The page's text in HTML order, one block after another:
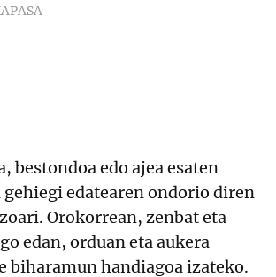
bestondoa edo ajea esaten
edatearen ondorio diren
Orokorrean, zenbat eta
edan, orduan eta aukera
biharamun handiagoa izateko.